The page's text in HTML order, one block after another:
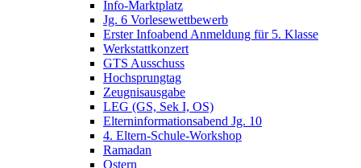
Info-Marktplatz
Jg. 6 Vorlesewettbewerb
Erster Infoabend Anmeldung für 5. Klasse
Werkstattkonzert
GTS Ausschuss
Hochsprungtag
Zeugnisausgabe
LEG (GS, Sek I, OS)
Elterninformationsabend Jg. 10
4. Eltern-Schule-Workshop
Ramadan
Ostern